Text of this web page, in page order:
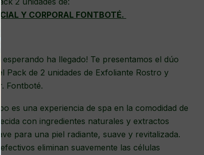
Y CORPORAL FONTBOTÉ.
ha llegado! Te presentamos el dúo
Pack de 2 unidades de Exfoliante Rostro y
Fontboté.
es una experiencia de spa en la comodidad de
con ingredientes naturales y extractos
para una piel radiante, suave y revitalizada.
eliminan suavemente las células